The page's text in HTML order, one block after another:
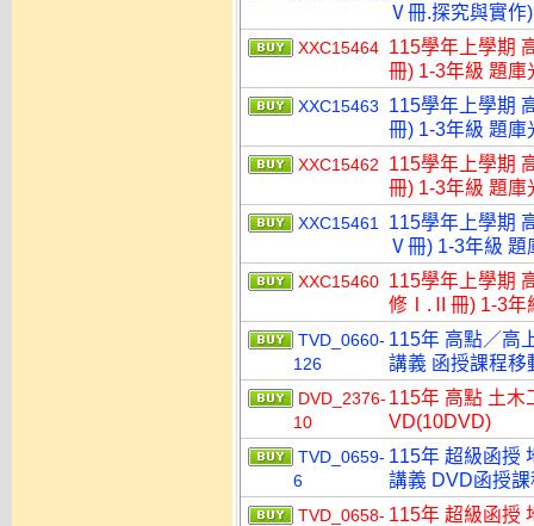
Ⅴ冊.探究與實作
XXC15464 115學年上學期
冊) 1-3年級 題庫
XXC15463
115學年上學期
冊) 1-3年級 題庫
XXC15462
115學年上學期
冊) 1-3年級 題庫
XXC15461
115學年上學期
Ⅴ冊) 1-3年級 題
XXC15460 115學年上學期
修Ⅰ.Ⅱ冊) 1-3年
TVD_0660-
126
115年 高點／高
講義 函授課程移
DVD_2376-
10
115年 高點 土木
VD(10DVD)
TVD_0659-
6
115年 超級函授
講義 DVD函授
TVD_0658- 115年 超級函授